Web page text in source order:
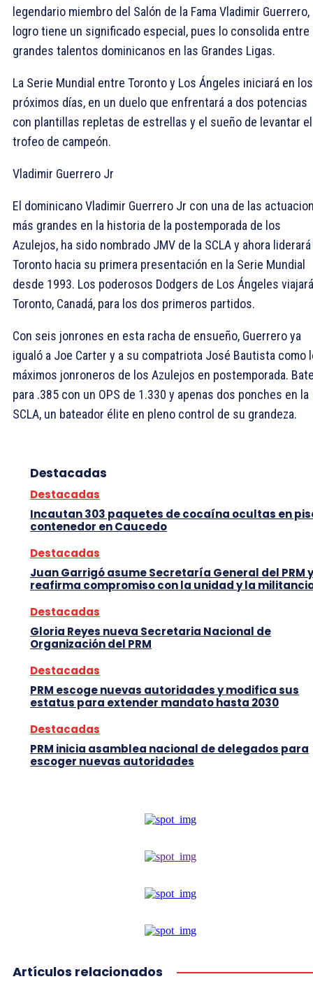
legendario miembro del Salón de la Fama Vladimir Guerrero,
logro tiene un significado especial, pues lo consolida entre
grandes talentos dominicanos en las Grandes Ligas.
La Serie Mundial entre Toronto y Los Ángeles iniciará en los
próximos días, en un duelo que enfrentará a dos potencias
con plantillas repletas de estrellas y el sueño de levantar el
trofeo de campeón.
Vladimir Guerrero Jr
El dominicano Vladimir Guerrero Jr con una de las
más grandes en la historia de la postemporada de los
Azulejos, ha sido nombrado JMV de la SCLA y ahora liderará
Toronto hacia su primera presentación en la Serie Mundial
desde 1993. Los poderosos Dodgers de Los Ángeles
Toronto, Canadá, para los dos primeros partidos.
Con seis jonrones en esta racha de ensueño, Guerrero ya
igualó a Joe Carter y a su compatriota José Bautista como
máximos jonroneros de los Azulejos en postemporada.
para .385 con un OPS de 1.330 y apenas dos ponches en la
SCLA, un bateador élite en pleno control de su grandeza.
Destacadas
Destacadas
Incautan 303 paquetes de cocaína ocultas en
contenedor en Caucedo
Destacadas
Juan Garrigó asume Secretaría General del PRM y
reafirma compromiso con la unidad y la
Destacadas
Gloria Reyes nueva Secretaria Nacional de
Organización del PRM
Destacadas
PRM escoge nuevas autoridades y modifica sus
estatus para extender mandato hasta 2030
Destacadas
PRM inicia asamblea nacional de delegados para
escoger nuevas autoridades
Artículos relacionados